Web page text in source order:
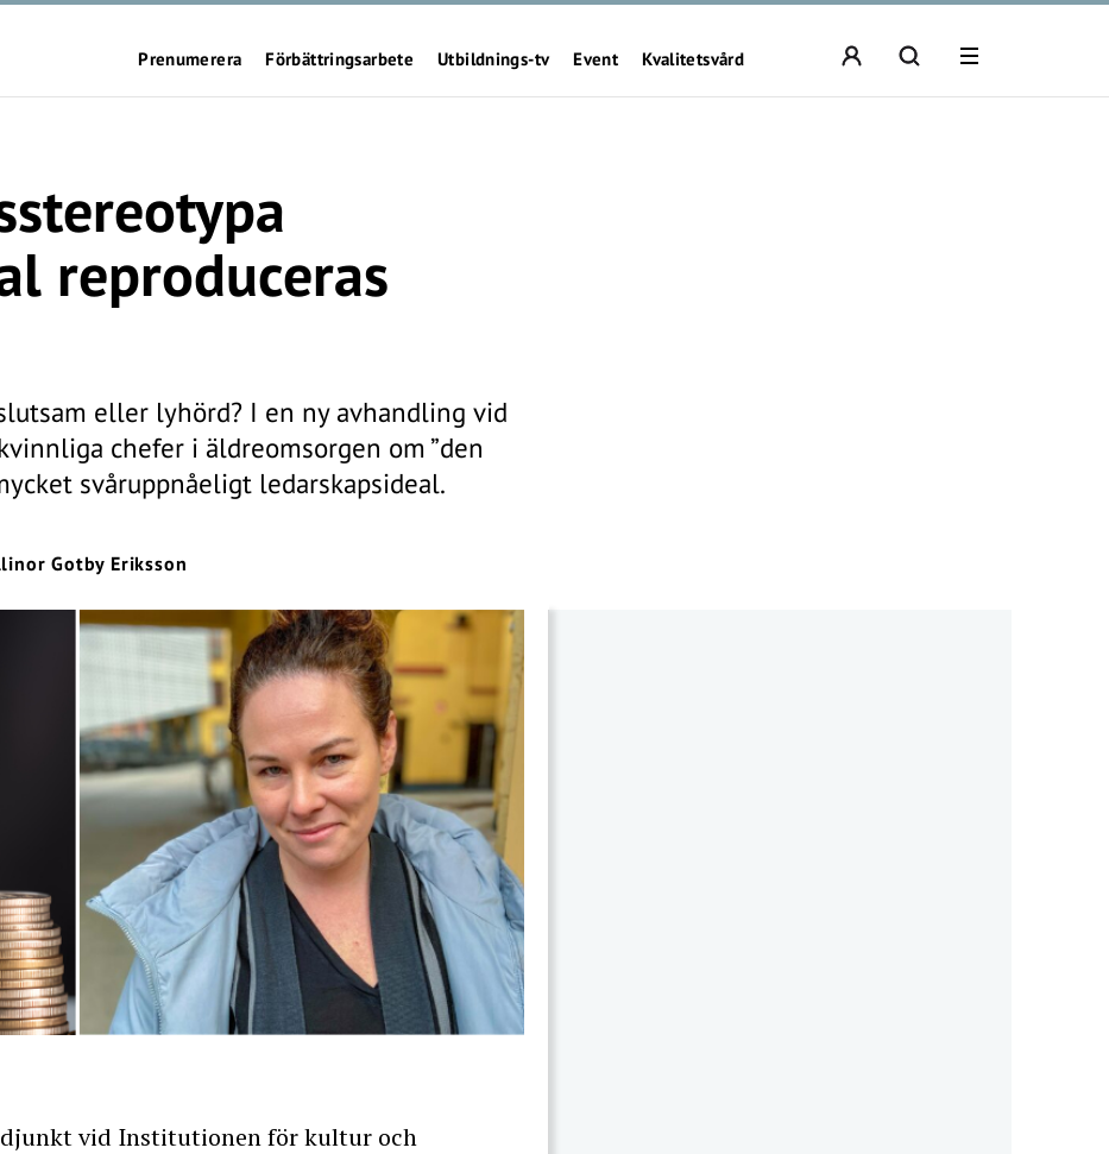
Prenumerera Förbättringsarbete Utbildnings-tv Event Kvalitetsvård
reproduceras
eller lyhörd? I en ny avhandling vid
chefer i äldreomsorgen om ”den
svåruppnåeligt ledarskapsideal.
Gotby Eriksson
vid Institutionen för kultur och